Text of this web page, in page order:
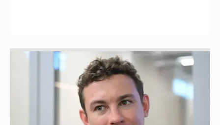
Никита Кологривый высказался насчёт